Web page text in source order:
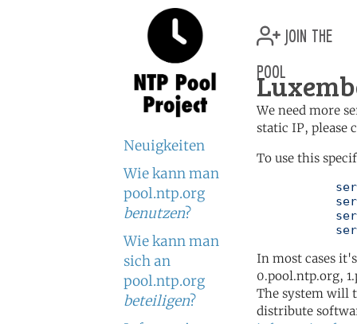
Neuigkeiten
Wie kann man
pool.ntp.org
benutzen?
Wie kann man
sich an
pool.ntp.org
beteiligen?
join the
pool
We need more
static IP, please
To use this
In most cases
0.pool.ntp.org,
The system will
distribute